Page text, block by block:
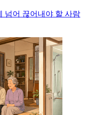
넘어 끊어내야 할 사람